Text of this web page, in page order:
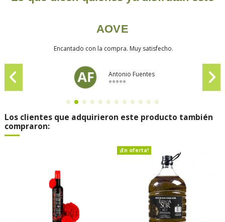
AOVE
Encantado con la compra. Muy satisfecho.
Antonio Fuentes
⭐⭐⭐⭐⭐
Los clientes que adquirieron este producto también
compraron:
¡En oferta!